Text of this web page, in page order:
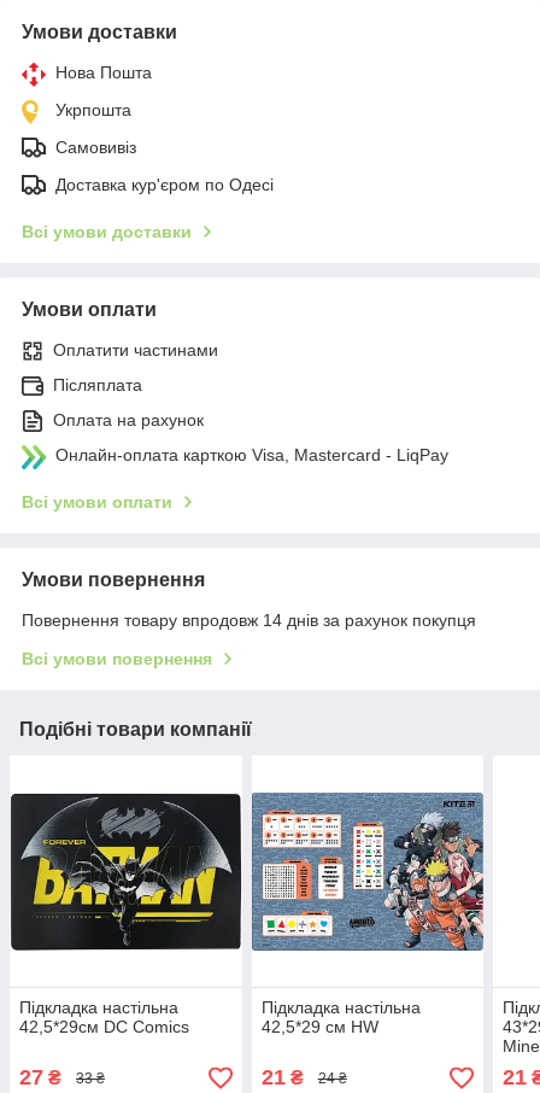
Умови доставки
Нова Пошта
Укрпошта
Самовивіз
Доставка кур'єром по Одесі
Всі умови доставки
Умови оплати
Оплатити частинами
Післяплата
Оплата на рахунок
Онлайн-оплата карткою Visa, Mastercard - LiqPay
Всі умови оплати
Умови повернення
Повернення товару впродовж 14 днів за рахунок покупця
Всі умови повернення
Подібні товари компанії
Підкладка настільна
42,5*29см DC Comics
27 ₴ 33 ₴
Підкладка настільна
42,5*29 см HW
21₴ 24 ₴ 21